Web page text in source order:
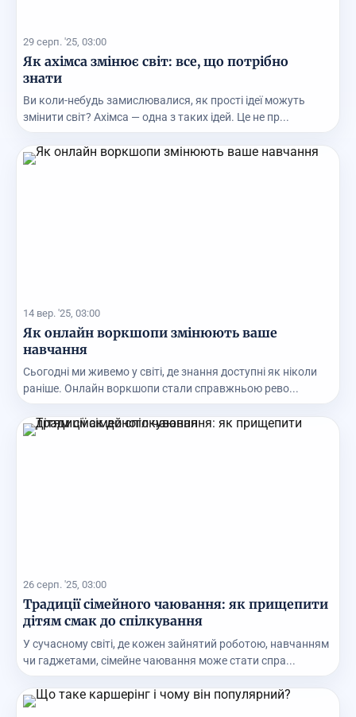
29 серп. '25, 03:00
Як ахімса змінює світ: все, що потрібно
знати
Ви коли-небудь замислювалися, як прості ідеї можуть
змінити світ? Ахімса — одна з таких ідей. Це не пр...
14 вер. '25, 03:00
Як онлайн воркшопи змінюють ваше
навчання
Сьогодні ми живемо у світі, де знання доступні як ніколи
раніше. Онлайн воркшопи стали справжньою рево...
26 серп. '25, 03:00
Традиції сімейного чаювання: як прищепити
дітям смак до спілкування
У сучасному світі, де кожен зайнятий роботою, навчанням
чи гаджетами, сімейне чаювання може стати спра...